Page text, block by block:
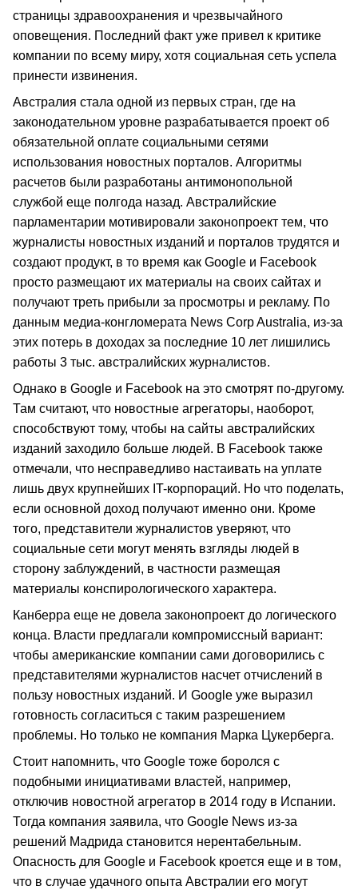
страницы здравоохранения и чрезвычайного
оповещения. Последний факт уже привел к критике
компании по всему миру, хотя социальная сеть успела
принести извинения.
Австралия стала одной из первых стран, где на
законодательном уровне разрабатывается проект об
обязательной оплате социальными сетями
использования новостных порталов. Алгоритмы
расчетов были разработаны антимонопольной
службой еще полгода назад. Австралийские
парламентарии мотивировали законопроект тем, что
журналисты новостных изданий и порталов трудятся и
создают продукт, в то время как Google и Facebook
просто размещают их материалы на своих сайтах и
получают треть прибыли за просмотры и рекламу. По
данным медиа-конгломерата News Corp Australia, из-за
этих потерь в доходах за последние 10 лет лишились
работы 3 тыс. австралийских журналистов.
Однако в Google и Facebook на это смотрят по-другому.
Там считают, что новостные агрегаторы, наоборот,
способствуют тому, чтобы на сайты австралийских
изданий заходило больше людей. В Facebook также
отмечали, что несправедливо настаивать на уплате
лишь двух крупнейших IT-корпораций. Но что поделать,
если основной доход получают именно они. Кроме
того, представители журналистов уверяют, что
социальные сети могут менять взгляды людей в
сторону заблуждений, в частности размещая
материалы конспирологического характера.
Канберра еще не довела законопроект до логического
конца. Власти предлагали компромиссный вариант:
чтобы американские компании сами договорились с
представителями журналистов насчет отчислений в
пользу новостных изданий. И Google уже выразил
готовность согласиться с таким разрешением
проблемы. Но только не компания Марка Цукерберга.
Стоит напомнить, что Google тоже боролся с
подобными инициативами властей, например,
отключив новостной агрегатор в 2014 году в Испании.
Тогда компания заявила, что Google News из-за
решений Мадрида становится нерентабельным.
Опасность для Google и Facebook кроется еще и в том,
что в случае удачного опыта Австралии его могут